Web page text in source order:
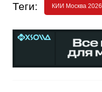
Теги: КИИ Москва 2026